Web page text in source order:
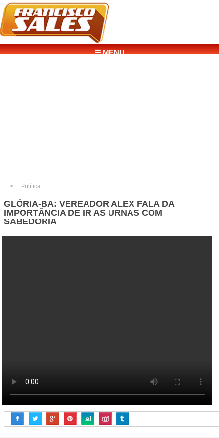
☰ MENU
Política
GLÓRIA-BA: VEREADOR ALEX FALA DA
IMPORTÂNCIA DE IR AS URNAS COM
SABEDORIA